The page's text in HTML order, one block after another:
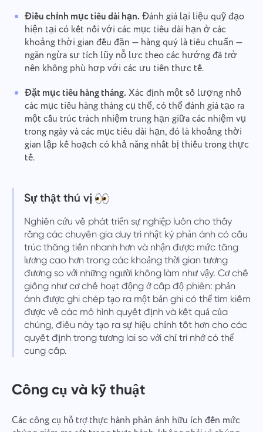
Điều chỉnh mục tiêu dài hạn. Đánh giá lại liệu quỹ đạo
hiện tại có kết nối với các mục tiêu dài hạn ở các
khoảng thời gian đều đặn — hàng quý là tiêu chuẩn —
ngăn ngừa sự tích lũy nỗ lực theo các hướng đã trở
nên không phù hợp với các ưu tiên thực tế.
Đặt mục tiêu hàng tháng. Xác định một số lượng nhỏ
các mục tiêu hàng tháng cụ thể, có thể đánh giá tạo ra
một cấu trúc trách nhiệm trung hạn giữa các nhiệm vụ
trong ngày và các mục tiêu dài hạn, đó là khoảng thời
gian lập kế hoạch có khả năng nhất bị thiếu trong thực
tế.
Sự thật thú vị
Nghiên cứu về phát triển sự nghiệp luôn cho thấy
rằng các chuyên gia duy trì nhật ký phản ánh có cấu
trúc thăng tiến nhanh hơn và nhận được mức tăng
lương cao hơn trong các khoảng thời gian tương
đương so với những người không làm như vậy. Cơ chế
giống như cơ chế hoạt động ở cấp độ phiên: phản
ánh được ghi chép tạo ra một bản ghi có thể tìm kiếm
được về các mô hình quyết định và kết quả của
chúng, điều này tạo ra sự hiệu chỉnh tốt hơn cho các
quyết định trong tương lai so với chỉ trí nhớ có thể
cung cấp.
Công cụ và kỹ thuật
Các công cụ hỗ trợ thực hành phản ánh hữu ích đến mức